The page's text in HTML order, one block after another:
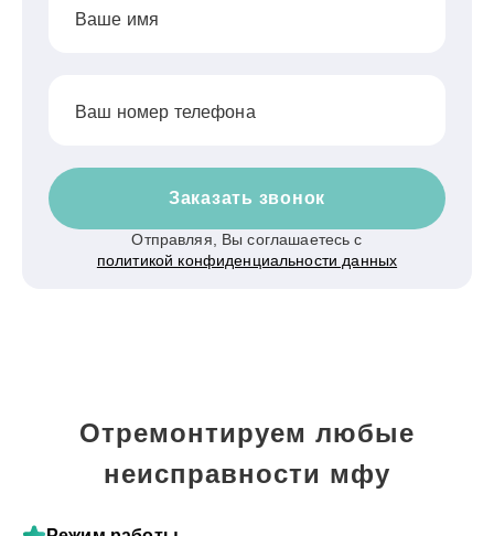
Ваше имя
Ваш номер телефона
Заказать звонок
Отправляя, Вы соглашаетесь с
политикой конфиденциальности данных
Отремонтируем любые
неисправности мфу